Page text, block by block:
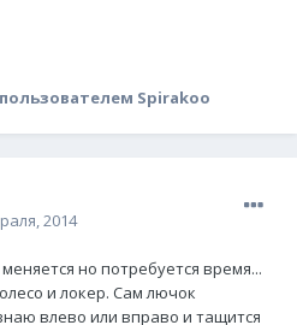
Spirakoo
2014
но потребуется время...
и локер. Сам лючок
влево или вправо и тащится